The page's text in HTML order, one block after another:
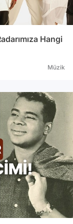
için
300
yeni
de
Hangi
Müzik